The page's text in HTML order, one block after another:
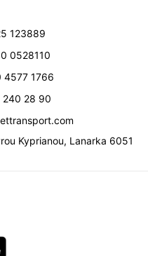
123889
0528110
4577 1766
240 28 90
Kyprianou, Lanarka 6051